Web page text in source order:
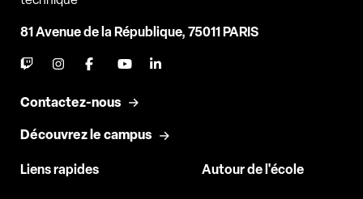
81 Avenue de la République, 75011 PARIS
Contactez-nous
Découvrez le campus
Liens rapides Autour de l'école